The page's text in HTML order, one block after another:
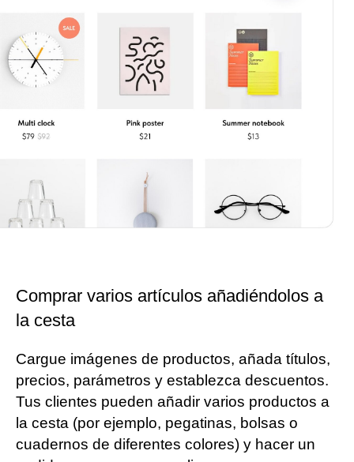
Comprar varios artículos añadiéndolos a
la cesta
Cargue imágenes de productos, añada títulos,
precios, parámetros y establezca descuentos.
Tus clientes pueden añadir varios productos a
la cesta (por ejemplo, pegatinas, bolsas o
cuadernos de diferentes colores) y hacer un